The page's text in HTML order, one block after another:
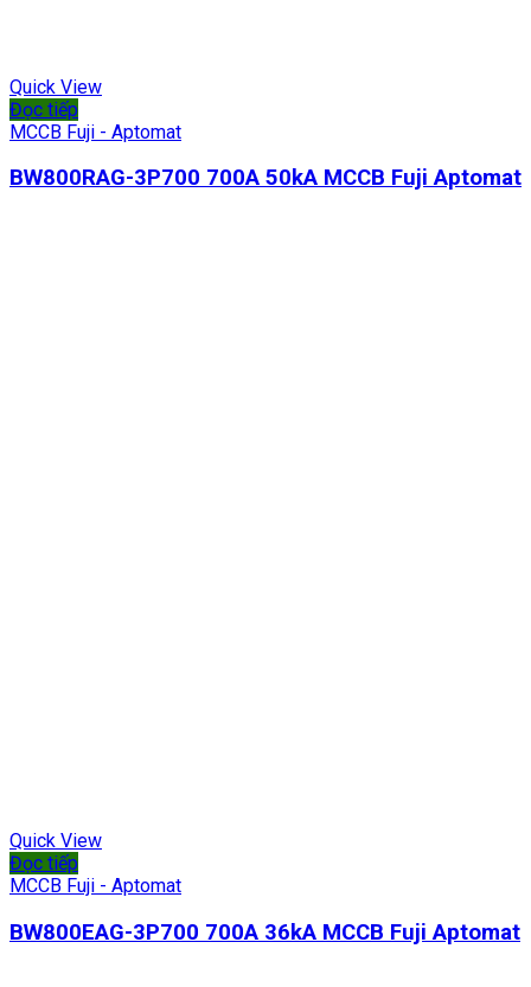
Quick View
Đọc tiếp
MCCB Fuji - Aptomat
BW800RAG-3P700 700A 50kA MCCB Fuji Aptomat
Quick View
Đọc tiếp
MCCB Fuji - Aptomat
BW800EAG-3P700 700A 36kA MCCB Fuji Aptomat